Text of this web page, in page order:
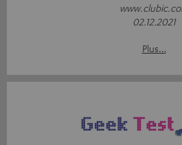
02.12.2021
Plus…